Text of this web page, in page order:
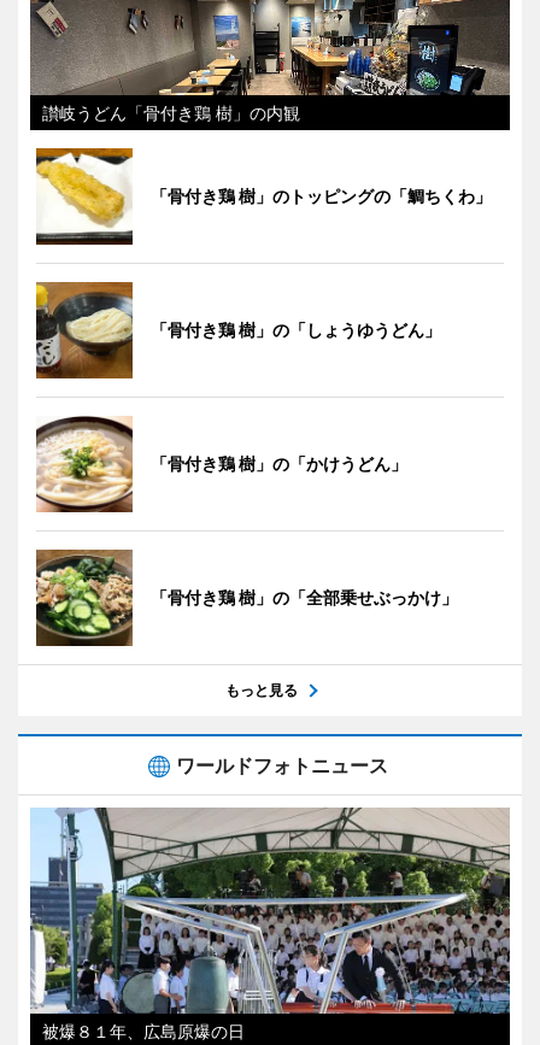
讃岐うどん「骨付き鶏 樹」の内観
「骨付き鶏 樹」のトッピングの「鯛ちくわ」
「骨付き鶏 樹」の「しょうゆうどん」
「骨付き鶏 樹」の「かけうどん」
「骨付き鶏 樹」の「全部乗せぶっかけ」
もっと見る
ワールドフォトニュース
被爆８１年、広島原爆の日